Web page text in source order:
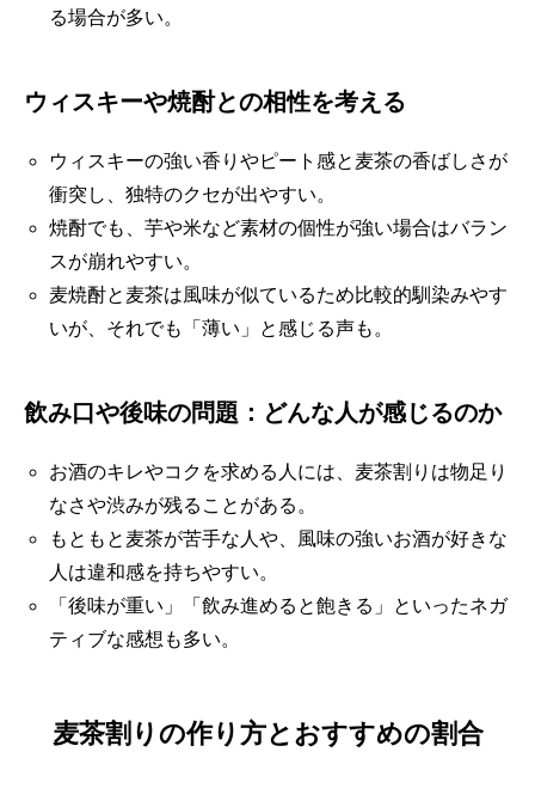
る場合が多い。
ウィスキーや焼酎との相性を考える
ウィスキーの強い香りやピート感と麦茶の香ばしさが
衝突し、独特のクセが出やすい。
焼酎でも、芋や米など素材の個性が強い場合はバラン
スが崩れやすい。
麦焼酎と麦茶は風味が似ているため比較的馴染みやす
いが、それでも「薄い」と感じる声も。
飲み口や後味の問題：どんな人が感じるのか
お酒のキレやコクを求める人には、麦茶割りは物足り
なさや渋みが残ることがある。
もともと麦茶が苦手な人や、風味の強いお酒が好きな
人は違和感を持ちやすい。
「後味が重い」「飲み進めると飽きる」といったネガ
ティブな感想も多い。
麦茶割りの作り方とおすすめの割合